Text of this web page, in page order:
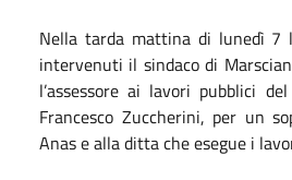
Nella tarda mattina di lunedì 7
intervenuti il sindaco di
l’assessore ai lavori pubblici
Francesco Zuccherini, per un
Anas e alla ditta che esegue i